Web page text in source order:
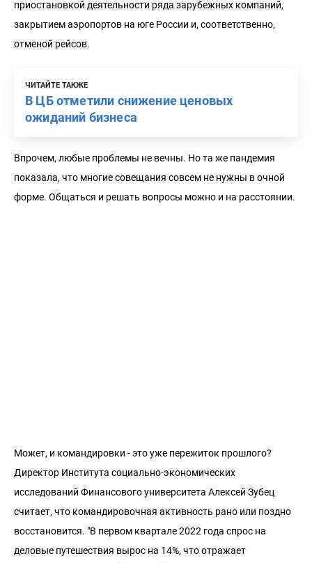
приостановкой деятельности ряда зарубежных компаний,
закрытием аэропортов на юге России и, соответственно,
отменой рейсов.
ЧИТАЙТЕ ТАКЖЕ
В ЦБ отметили снижение ценовых
ожиданий бизнеса
Впрочем, любые проблемы не вечны. Но та же пандемия
показала, что многие совещания совсем не нужны в очной
форме. Общаться и решать вопросы можно и на расстоянии.
Может, и командировки - это уже пережиток прошлого?
Директор Института социально-экономических
исследований Финансового университета Алексей Зубец
считает, что командировочная активность рано или поздно
восстановится. "В первом квартале 2022 года спрос на
деловые путешествия вырос на 14%, что отражает